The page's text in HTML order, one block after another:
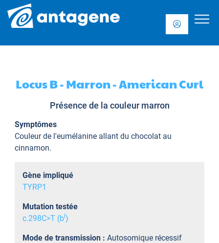
Locus B - Marron - American Curl
Présence de la couleur marron
Symptômes
Couleur de l'eumélanine allant du chocolat au
cinnamon.
Gène impliqué
TYRP1
Mutation testée
c.298C>T (b)
Mode de transmission : Autosomique récessif